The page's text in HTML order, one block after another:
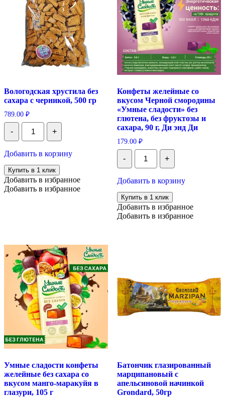
Вологодская хрустила без
сахара с черникой, 500 гр
789.00 ₽
-
Количество
Вологодская
хрустила
сахара
с
черникой,
500
гр
+
Добавить в корзину
Купить в 1 клик
Добавить в избранное
Добавить в избранное
Конфеты желейные со
вкусом Черной смородины
«Умные сладости» без
глютена, без фруктозы и
сахара, 90 г, Ди энд Ди
179.00 ₽
-
Количество
Конфеты
желейные
вкусом
Черной
смородины
«Умные
сладости»
г,
Ди
энд
Ди
+
Добавить в корзину
Купить в 1 клик
Добавить в избранное
Добавить в избранное
Умные сладости конфеты
желейные без сахара со
вкусом манго-маракуйя в
глазури, 105 г
Батончик глазированный
марципановый с
апельсиновой начинкой
Grondard, 50гр